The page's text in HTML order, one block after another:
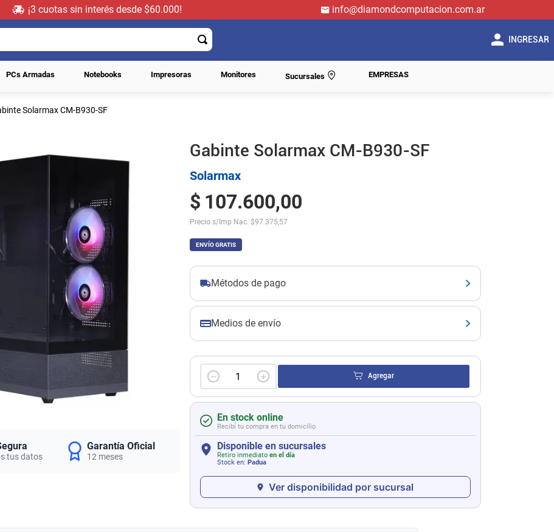
¡3 cuotas sin interés desde $60.000!
info@diamondcomputacion.com.ar
INGRESAR
PCs Armadas Notebooks Impresoras Monitores Sucursales EMPRESAS
Solarmax CM-B930-SF
tus datos
Garantía Oficial
12 meses
Gabinte Solarmax CM-B930-SF
Solarmax
$ 107.600,00
Precio s/Imp Nac. $97.375,57
ENVÍO GRATIS
Métodos de pago
Medios de envío
＋
－ Agregar
En stock online
Recibí tu compra en tu domicilio
Disponible en sucursales
Retiro inmediato en el día
Stock en: Padua
Ver disponibilidad por sucursal